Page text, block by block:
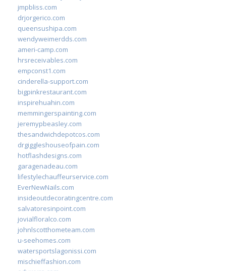
jmpbliss.com
drjorgerico.com
queensushipa.com
wendyweimerdds.com
ameri-camp.com
hrsreceivables.com
empconst1.com
cinderella-support.com
bigpinkrestaurant.com
inspirehuahin.com
memmingerspainting.com
jeremypbeasley.com
thesandwichdepotcos.com
drgiggleshouseofpain.com
hotflashdesigns.com
garagenadeau.com
lifestylechauffeurservice.com
EverNewNails.com
insideoutdecoratingcentre.com
salvatoresinpoint.com
jovialfloralco.com
johnlscotthometeam.com
u-seehomes.com
watersportslagonissi.com
mischieffashion.com